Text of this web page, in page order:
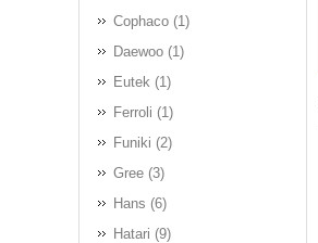
Cophaco (1)
Daewoo (1)
Eutek (1)
Ferroli (1)
Funiki (2)
Gree (3)
Hans (6)
Hatari (9)